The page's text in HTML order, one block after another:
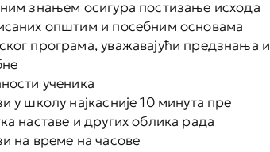
знањем осигура постизање исхода
општим и посебним основама
програма, уважавајући предзнања и
ученика
у школу најкасније 10 минута пре
наставе и других облика рада
на време на часове